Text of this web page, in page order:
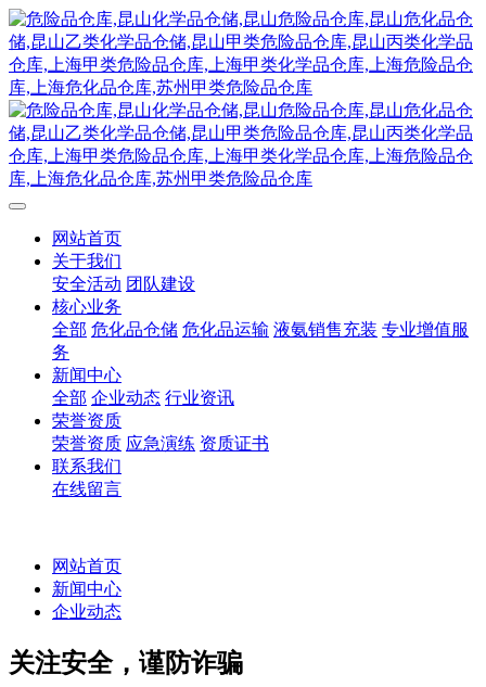
网站首页
关于我们
安全活动 团队建设
核心业务
全部 危化品仓储 危化品运输 液氨销售充装 专业增值服
务
新闻中心
全部 企业动态 行业资讯
荣誉资质
荣誉资质 应急演练 资质证书
联系我们
在线留言
网站首页
新闻中心
企业动态
关注安全，谨防诈骗